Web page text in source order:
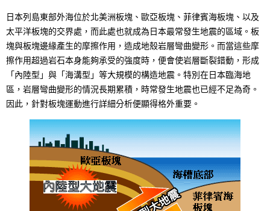
o
n
a
y
i
n
g
c
a
l
N
a
日本列島東部外海位於北美洲板塊、歐亞板塊、菲律賓海板塊、以及
太平洋板塊的交界處，而此處也就成為日本最常發生地震的區域。板
塊與板塊邊緣產生的摩擦作用，造成地殼岩層彎曲變形。而當這些摩
擦作用超過岩石本身能夠承受的強度時，便會使岩層斷裂錯動，形成
「內陸型」與「海溝型」等大規模的構造地震。特別在日本臨海地
區，岩層彎曲變形的情況長期累積，時常發生地震也已經不足為奇。
因此，針對板塊運動進行詳細分析便顯得格外重要。